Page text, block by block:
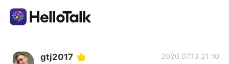
App di scambio linguistico
gtj2017 2020.07.13 21:10